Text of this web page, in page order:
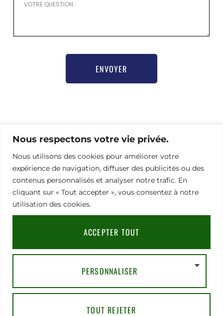
Nous respectons votre vie privée.
Nous utilisons des cookies pour améliorer votre
expérience de navigation, diffuser des publicités ou des
contenus personnalisés et analyser notre trafic. En
cliquant sur « Tout accepter », vous consentez à notre
utilisation des cookies.
PERSONNALISER
TOUT REJETER
ACCEPTER TOUT
ENVOYER
pour vous inscrire,
Nathalie Hamel bioprogsbr@gmail.com TEL : +33 6 23
08 79 66
Adresse
91
Saint-
Mentions légales